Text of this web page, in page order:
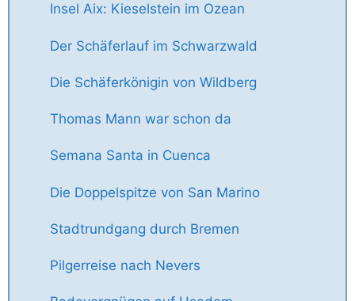
Insel Aix: Kieselstein im Ozean
Der Schäferlauf im Schwarzwald
Die Schäferkönigin von Wildberg
Thomas Mann war schon da
Semana Santa in Cuenca
Die Doppelspitze von San Marino
Stadtrundgang durch Bremen
Pilgerreise nach Nevers